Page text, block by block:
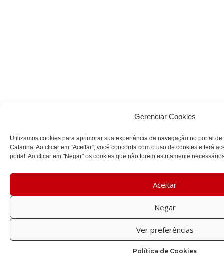
Gerenciar Cookies
Utilizamos cookies para aprimorar sua experiência de navegação no portal
Catarina. Ao clicar em “Aceitar”, você concorda com o uso de cookies e terá
portal. Ao clicar em "Negar" os cookies que não forem estritamente
Aceitar
Negar
Ver preferências
Política de Cookies